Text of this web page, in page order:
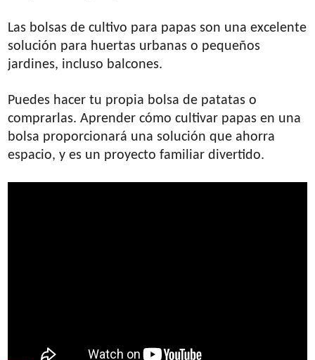
Las bolsas de cultivo para papas son una excelente
solución para huertas urbanas o pequeños
jardines, incluso balcones.
Puedes hacer tu propia bolsa de patatas o
comprarlas. Aprender cómo cultivar papas en una
bolsa proporcionará una solución que ahorra
espacio, y es un proyecto familiar divertido.